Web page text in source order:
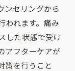
ンセリングから
われます。痛み
した状態で受け
アフターケアが
策を行うこと